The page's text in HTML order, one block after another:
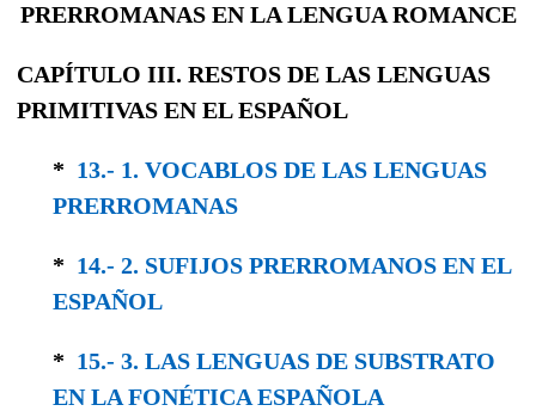
PRERROMANAS EN LA LENGUA ROMANCE
CAPÍTULO III. RESTOS DE LAS LENGUAS
PRIMITIVAS EN EL ESPAÑOL
* 13.- 1. VOCABLOS DE LAS LENGUAS
PRERRO­MANAS
* 14.- 2. SUFIJOS PRERROMANOS EN EL
ESPAÑOL
* 15.- 3. LAS LENGUAS DE SUBSTRATO
EN LA FONÉTICA ESPAÑOLA